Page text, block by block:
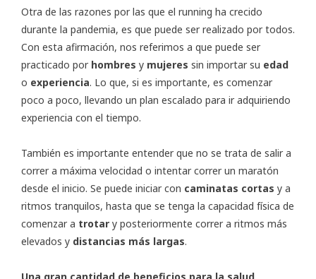
Otra de las razones por las que el running ha crecido
durante la pandemia, es que puede ser realizado por todos.
Con esta afirmación, nos referimos a que puede ser
practicado por hombres y mujeres sin importar su edad
o experiencia. Lo que, si es importante, es comenzar
poco a poco, llevando un plan escalado para ir adquiriendo
experiencia con el tiempo.
También es importante entender que no se trata de salir a
correr a máxima velocidad o intentar correr un maratón
desde el inicio. Se puede iniciar con caminatas cortas y a
ritmos tranquilos, hasta que se tenga la capacidad física de
comenzar a trotar y posteriormente correr a ritmos más
elevados y distancias más largas.